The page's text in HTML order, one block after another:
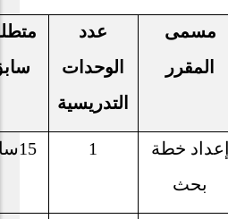
مسمى
المقرر
عدد
الوحدات
التدريسية
إعداد خطة
بحث
1
15